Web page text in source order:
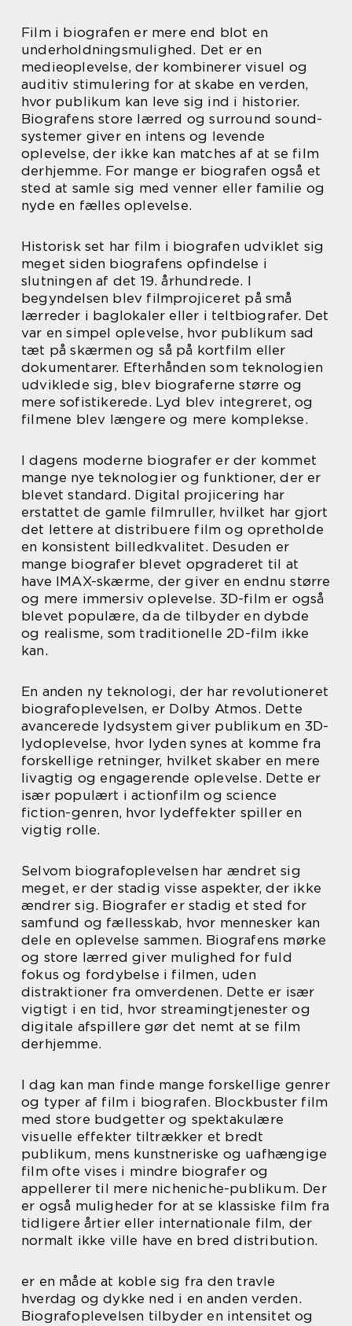
Film i biografen er mere end blot en
underholdningsmulighed. Det er en
medieoplevelse, der kombinerer visuel og
auditiv stimulering for at skabe en verden,
hvor publikum kan leve sig ind i historier.
Biografens store lærred og surround sound-
systemer giver en intens og levende
oplevelse, der ikke kan matches af at se film
derhjemme. For mange er biografen også et
sted at samle sig med venner eller familie og
nyde en fælles oplevelse.
Historisk set har film i biografen udviklet sig
meget siden biografens opfindelse i
slutningen af det 19. århundrede. I
begyndelsen blev filmprojiceret på små
lærreder i baglokaler eller i teltbiografer. Det
var en simpel oplevelse, hvor publikum sad
tæt på skærmen og så på kortfilm eller
dokumentarer. Efterhånden som teknologien
udviklede sig, blev biograferne større og
mere sofistikerede. Lyd blev integreret, og
filmene blev længere og mere komplekse.
I dagens moderne biografer er der kommet
mange nye teknologier og funktioner, der er
blevet standard. Digital projicering har
erstattet de gamle filmruller, hvilket har gjort
det lettere at distribuere film og opretholde
en konsistent billedkvalitet. Desuden er
mange biografer blevet opgraderet til at
have IMAX-skærme, der giver en endnu større
og mere immersiv oplevelse. 3D-film er også
blevet populære, da de tilbyder en dybde
og realisme, som traditionelle 2D-film ikke
kan.
En anden ny teknologi, der har revolutioneret
biografoplevelsen, er Dolby Atmos. Dette
avancerede lydsystem giver publikum en 3D-
lydoplevelse, hvor lyden synes at komme fra
forskellige retninger, hvilket skaber en mere
livagtig og engagerende oplevelse. Dette er
især populært i actionfilm og science
fiction-genren, hvor lydeffekter spiller en
vigtig rolle.
Selvom biografoplevelsen har ændret sig
meget, er der stadig visse aspekter, der ikke
ændrer sig. Biografer er stadig et sted for
samfund og fællesskab, hvor mennesker kan
dele en oplevelse sammen. Biografens mørke
og store lærred giver mulighed for fuld
fokus og fordybelse i filmen, uden
distraktioner fra omverdenen. Dette er især
vigtigt i en tid, hvor streamingtjenester og
digitale afspillere gør det nemt at se film
derhjemme.
I dag kan man finde mange forskellige genrer
og typer af film i biografen. Blockbuster film
med store budgetter og spektakulære
visuelle effekter tiltrækker et bredt
publikum, mens kunstneriske og uafhængige
film ofte vises i mindre biografer og
appellerer til mere nicheniche-publikum. Der
er også muligheder for at se klassiske film fra
tidligere årtier eller internationale film, der
normalt ikke ville have en bred distribution.
er en måde at koble sig fra den travle
hverdag og dykke ned i en anden verden.
Biografoplevelsen tilbyder en intensitet og